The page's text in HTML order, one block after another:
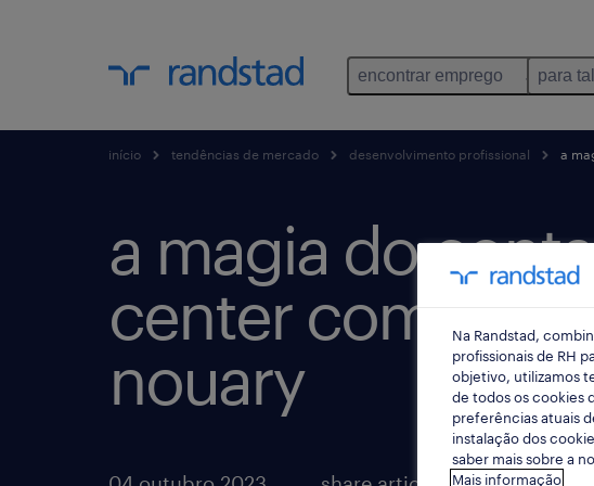
encontrar emprego para
início tendências de mercado desenvolvimento profissional a
a magia do
center com
nouary
Na Randstad,
profissionais de RH
objetivo, utilizamos
de todos os cookies
preferências atuais
instalação dos
saber mais sobre a
Mais informação